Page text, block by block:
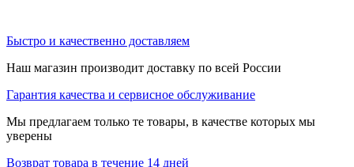
Быстро и качественно доставляем
Наш магазин производит доставку по всей России
Гарантия качества и сервисное обслуживание
Мы предлагаем только те товары, в качестве которых мы
уверены
Возврат товара в течение 14 дней